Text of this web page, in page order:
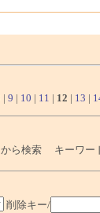
| 9 | 10 | 11 | 12 | 13 |
から検索 キーワー
削除キー/